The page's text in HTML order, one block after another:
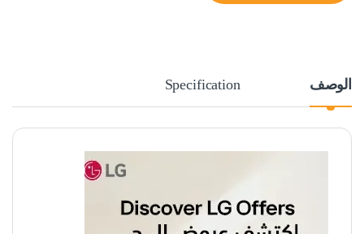
الوصف Specification